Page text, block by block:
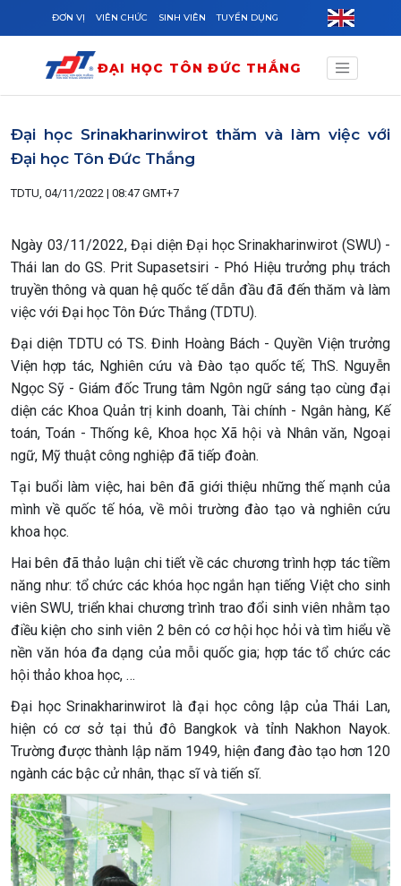
Skip to main content
ĐƠN VỊ VIÊN CHỨC SINH VIÊN TUYỂN DỤNG
ĐẠI HỌC TÔN ĐỨC THẮNG
Đại học Srinakharinwirot thăm và làm việc với
Đại học Tôn Đức Thắng
TDTU, 04/11/2022 | 08:47 GMT+7
Ngày 03/11/2022, Đại diện Đại học Srinakharinwirot (SWU) -
Thái lan do GS. Prit Supasetsiri - Phó Hiệu trưởng phụ trách
truyền thông và quan hệ quốc tế dẫn đầu đã đến thăm và làm
việc với Đại học Tôn Đức Thắng (TDTU).
Đại diện TDTU có TS. Đinh Hoàng Bách - Quyền Viện trưởng
Viện hợp tác, Nghiên cứu và Đào tạo quốc tế; ThS. Nguyễn
Ngọc Sỹ - Giám đốc Trung tâm Ngôn ngữ sáng tạo cùng đại
diện các Khoa Quản trị kinh doanh, Tài chính - Ngân hàng, Kế
toán, Toán - Thống kê, Khoa học Xã hội và Nhân văn, Ngoại
ngữ, Mỹ thuật công nghiệp đã tiếp đoàn.
Tại buổi làm việc, hai bên đã giới thiệu những thế mạnh của
mình về quốc tế hóa, về môi trường đào tạo và nghiên cứu
khoa học.
Hai bên đã thảo luận chi tiết về các chương trình hợp tác tiềm
năng như: tổ chức các khóa học ngắn hạn tiếng Việt cho sinh
viên SWU, triển khai chương trình trao đổi sinh viên nhằm tạo
điều kiện cho sinh viên 2 bên có cơ hội học hỏi và tìm hiểu về
nền văn hóa đa dạng của mỗi quốc gia; hợp tác tổ chức các
hội thảo khoa học, …
Đại học Srinakharinwirot là đại học công lập của Thái Lan,
hiện có cơ sở tại thủ đô Bangkok và tỉnh Nakhon Nayok.
Trường được thành lập năm 1949, hiện đang đào tạo hơn 120
ngành các bậc cử nhân, thạc sĩ và tiến sĩ.